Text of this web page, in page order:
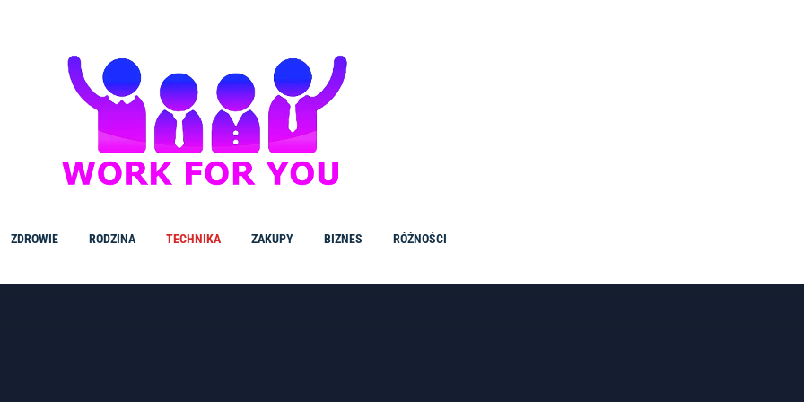
ZDROWIE RODZINA TECHNIKA ZAKUPY BIZNES RÓŻNOŚCI